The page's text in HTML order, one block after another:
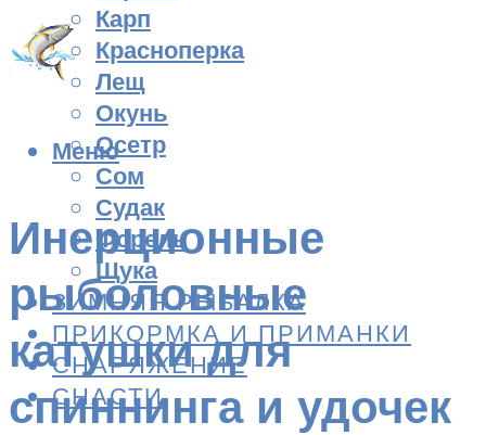
Карп
Красноперка
Лещ
Окунь
Осетр
Сом
Судак
Форель
Щука
ЗИМНЯЯ РЫБАЛКА
ПРИКОРМКА И ПРИМАНКИ
СНАРЯЖЕНИЕ
СНАСТИ
Меню
Инерционные
рыболовные
катушки для
спиннинга и удочек